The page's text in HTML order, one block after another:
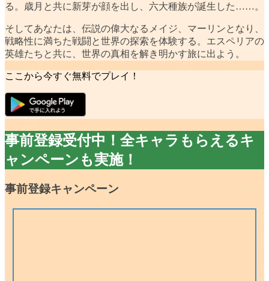
る。歳月と共に新芽が顔を出し、六大種族が誕生した……。
そしてあなたは、伝説の偉大なるメイジ、マーリンとなり、
戦略性に満ちた戦闘と世界の探索を体験する。エスペリアの
英雄たちと共に、世界の真相を解き明かす旅に出よう。
ここから今すぐ無料でプレイ！
事前登録受付中！全キャラもらえるキ
ャンペーンも実施！
事前登録キャンペーン